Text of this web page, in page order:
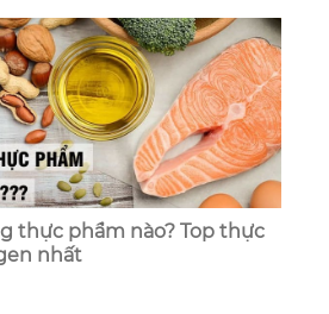
thực phẩm nào? Top thực
nhất